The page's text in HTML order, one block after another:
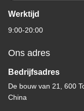
Werktijd
9:00-20:00
Ons adres
Bedrijfsadres
De bouw van 21, 600
China